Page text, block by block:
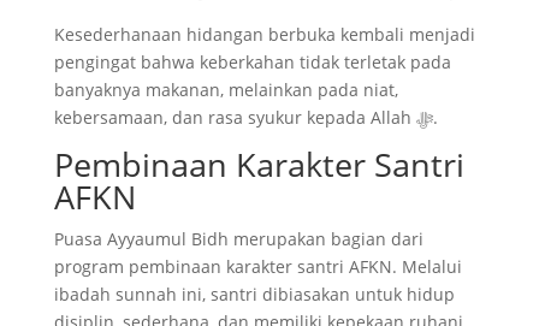
Kesederhanaan hidangan berbuka kembali menjadi
pengingat bahwa keberkahan tidak terletak pada
banyaknya makanan, melainkan pada niat,
kebersamaan, dan rasa syukur kepada Allah ﷻ.
Pembinaan Karakter Santri
AFKN
Puasa Ayyaumul Bidh merupakan bagian dari
program pembinaan karakter santri AFKN. Melalui
ibadah sunnah ini, santri dibiasakan untuk hidup